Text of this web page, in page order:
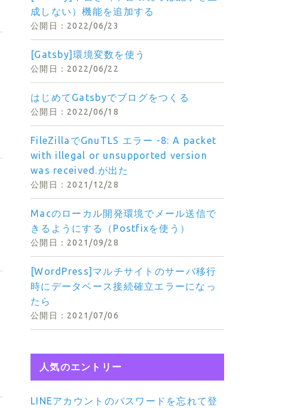
成しない）機能を追加する
2022/06/23
[Gatsby]環境変数を使う
2022/06/22
はじめてGatsbyでブログをつくる
2022/06/18
FileZillaでGnuTLS エラー -8: A packet
with illegal or unsupported version
was received.が出た
2021/12/28
Macのローカル開発環境でメール送信で
きるようにする（Postfixを使う）
2021/09/28
[WordPress]マルチサイトのサーバ移行
時にデータベース接続確立エラーになっ
たら
2021/07/06
人気のエントリー
LINEアカウントのパスワードを忘れて登